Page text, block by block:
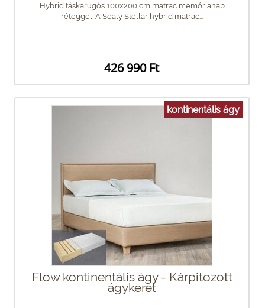
Hybrid táskarugós 100x200 cm matrac memóriahab
réteggel. A Sealy Stellar hybrid matrac...
426 990 Ft
kontinentális ágy
Flow kontinentális ágy - Kárpitozott
ágykeret